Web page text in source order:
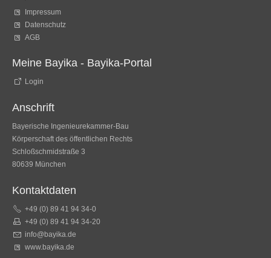
Impressum
Datenschutz
AGB
Meine Bayika - Bayika-Portal
Login
Anschrift
Bayerische Ingenieurekammer-Bau
Körperschaft des öffentlichen Rechts
Schloßschmidstraße 3
80639 München
Kontaktdaten
+49 (0) 89 41 94 34-0
+49 (0) 89 41 94 34-20
info@bayika.de
www.bayika.de